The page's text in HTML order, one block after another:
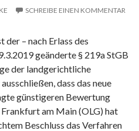
SCHREIBE EINEN KOMMENTAR
– nach Erlass des
geänderte § 219a StGB
der landgerichtliche
dass das neue
günstigeren Bewertung
am Main (OLG) hat
Beschluss das Verfahren